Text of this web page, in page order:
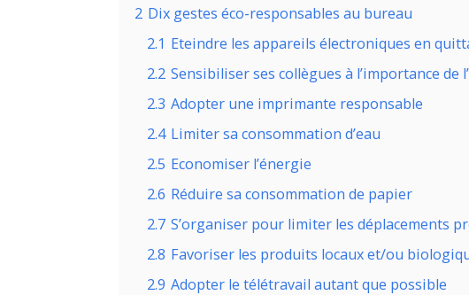
2 Dix gestes éco-responsables au bureau
2.1 Eteindre les appareils électroniques en
2.2 Sensibiliser ses collègues à l’importance de
2.3 Adopter une imprimante responsable
2.4 Limiter sa consommation d’eau
2.5 Economiser l’énergie
2.6 Réduire sa consommation de papier
2.7 S’organiser pour limiter les déplacements
2.8 Favoriser les produits locaux et/ou
2.9 Adopter le télétravail autant que possible